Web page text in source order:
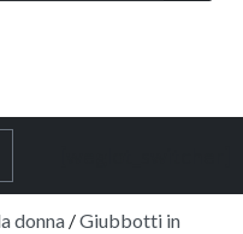
donna /Giubbotti in